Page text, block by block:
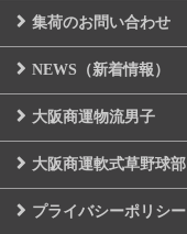
集荷のお問い合わせ
NEWS（新着情報）
大阪商運物流男子
大阪商運軟式草野球部
プライバシーポリシー